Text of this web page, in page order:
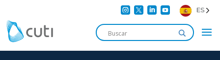
    ES